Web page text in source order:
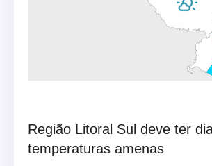
Região Litoral Sul deve ter
temperaturas amenas